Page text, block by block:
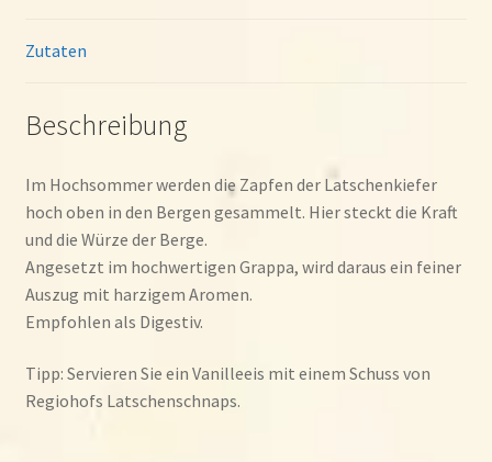
Zutaten
Beschreibung
Im Hochsommer werden die Zapfen der Latschenkiefer
hoch oben in den Bergen gesammelt. Hier steckt die Kraft
und die Würze der Berge.
Angesetzt im hochwertigen Grappa, wird daraus ein feiner
Auszug mit harzigem Aromen.
Empfohlen als Digestiv.
Tipp: Servieren Sie ein Vanilleeis mit einem Schuss von
Regiohofs Latschenschnaps.